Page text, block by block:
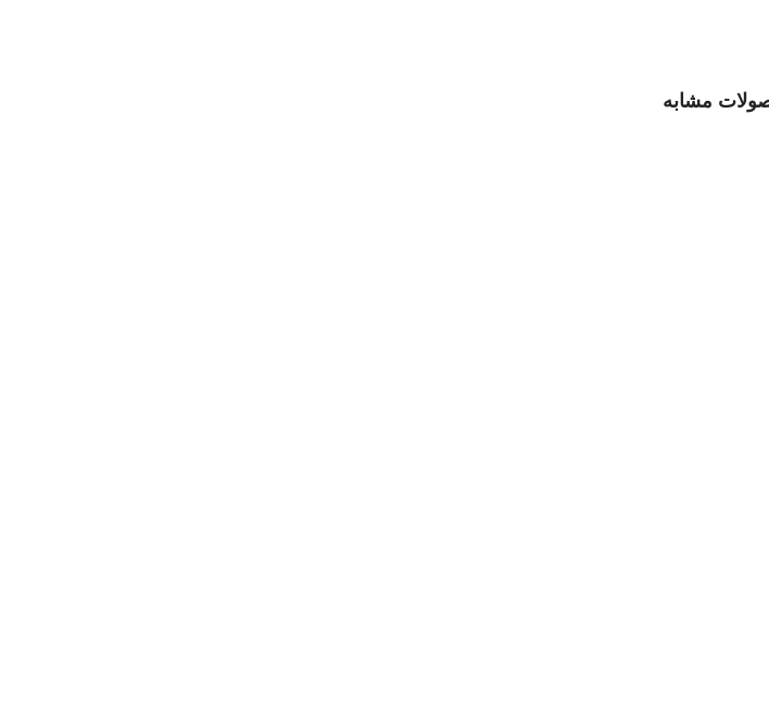
مشابه